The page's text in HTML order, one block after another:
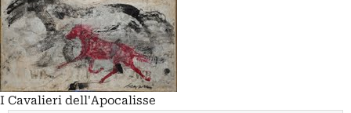
I Cavalieri dell'Apocalisse